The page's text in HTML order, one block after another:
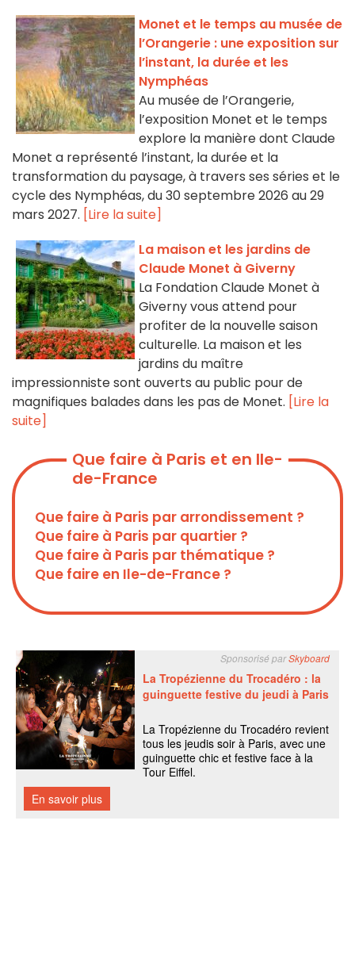
Monet et le temps au musée de
l’Orangerie : une exposition sur
l’instant, la durée et les
Nymphéas
Au musée de l’Orangerie,
l’exposition Monet et le temps
explore la manière dont Claude
Monet a représenté l’instant, la durée et la
transformation du paysage, à travers ses séries et le
cycle des Nymphéas, du 30 septembre 2026 au 29
mars 2027. [Lire la suite]
La maison et les jardins de
Claude Monet à Giverny
La Fondation Claude Monet à
Giverny vous attend pour
profiter de la nouvelle saison
culturelle. La maison et les
jardins du maître
impressionniste sont ouverts au public pour de
magnifiques balades dans les pas de Monet. [Lire la
suite]
Que faire à Paris et en Ile-
de-France
Que faire à Paris par arrondissement ?
Que faire à Paris par quartier ?
Que faire à Paris par thématique ?
Que faire en Ile-de-France ?